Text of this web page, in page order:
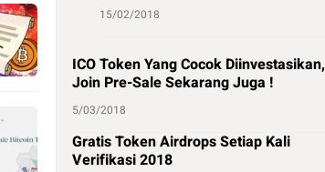
15/02/2018
ICO Token Yang Cocok Diinvestasikan,
Join Pre-Sale Sekarang Juga !
5/03/2018
Gratis Token Airdrops Setiap Kali
Verifikasi 2018